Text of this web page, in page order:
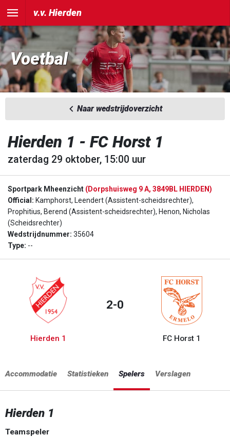
v.v. Hierden
Voetbal
Naar wedstrijdoverzicht
Hierden 1 - FC Horst 1
zaterdag 29 oktober, 15:00 uur
Sportpark Mheenzicht (Dorpshuisweg 9 A, 3849BL HIERDEN)
Official: Kamphorst, Leendert (Assistent-scheidsrechter),
Prophitius, Berend (Assistent-scheidsrechter), Henon, Nicholas
(Scheidsrechter)
Wedstrijdnummer: 35604
Type: --
Hierden 1
2-0
FC Horst 1
Accommodatie Statistieken Spelers Verslagen
Hierden 1
Teamspeler